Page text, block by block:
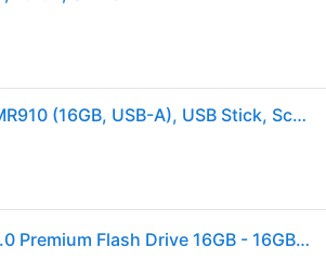
MediaRange Speicherstick MR910 (16GB, USB-A), USB Stick, Schwarz, Silber
DeLOCK MediaRange USB 2.0 Premium Flash Drive 16GB - 16GB - USB-Stick